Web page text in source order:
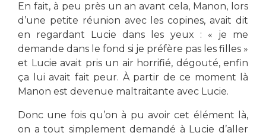
En fait, à peu près un an avant cela, Manon, lors
d’une petite réunion avec les copines, avait dit
en regardant Lucie dans les yeux : « je me
demande dans le fond si je préfère pas les filles »
et Lucie avait pris un air horrifié, dégouté, enfin
ça lui avait fait peur. À partir de ce moment là
Manon est devenue maltraitante avec Lucie.
Donc une fois qu’on à pu avoir cet élément là,
on a tout simplement demandé à Lucie d’aller